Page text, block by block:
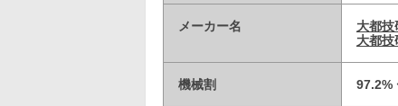
メーカー名
大都技
大都
機械割 97.2%